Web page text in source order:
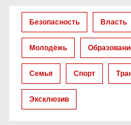
з
а
п
и
с
Безопасность Власть
Молодёжь
Семья Спорт
Эксклюзив